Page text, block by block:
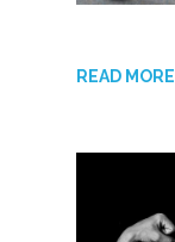
READ MORE